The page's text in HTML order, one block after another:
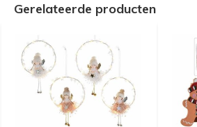
Gerelateerde producten